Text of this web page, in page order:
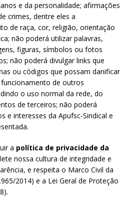
e da personalidade; afirmações
crimes, dentre eles a
de raça, cor, religião, orientação
não poderá utilizar palavras,
figuras, símbolos ou fotos
não poderá divulgar links que
ou códigos que possam danificar
de outros
o uso normal da rede, do
de terceiros; não poderá
e interesses da Apufsc-Sindical e
a política de privacidade da
nossa cultura de integridade e
e respeita o Marco Civil da
2014) e a Lei Geral de Proteção